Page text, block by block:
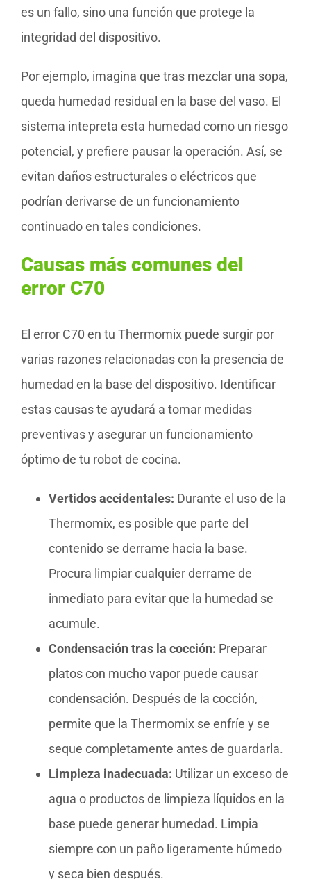
es un fallo, sino una función que protege la
integridad del dispositivo.
Por ejemplo, imagina que tras mezclar una sopa,
queda humedad residual en la base del vaso. El
sistema intepreta esta humedad como un riesgo
potencial, y prefiere pausar la operación. Así, se
evitan daños estructurales o eléctricos que
podrían derivarse de un funcionamiento
continuado en tales condiciones.
Causas más comunes del
error C70
El error C70 en tu Thermomix puede surgir por
varias razones relacionadas con la presencia de
humedad en la base del dispositivo. Identificar
estas causas te ayudará a tomar medidas
preventivas y asegurar un funcionamiento
óptimo de tu robot de cocina.
Vertidos accidentales: Durante el uso de la
Thermomix, es posible que parte del
contenido se derrame hacia la base.
Procura limpiar cualquier derrame de
inmediato para evitar que la humedad se
acumule.
Condensación tras la cocción: Preparar
platos con mucho vapor puede causar
condensación. Después de la cocción,
permite que la Thermomix se enfríe y se
seque completamente antes de guardarla.
Limpieza inadecuada: Utilizar un exceso de
agua o productos de limpieza líquidos en la
base puede generar humedad. Limpia
siempre con un paño ligeramente húmedo
y seca bien después.